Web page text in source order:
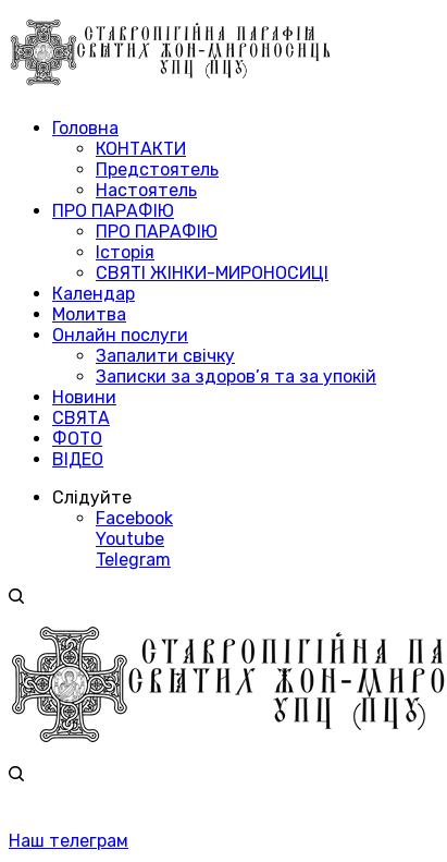
Головна
КОНТАКТИ
Предстоятель
Настоятель
ПРО ПАРАФІЮ
ПРО ПАРАФІЮ
Історія
СВЯТІ ЖІНКИ-МИРОНОСИЦІ
Календар
Молитва
Онлайн послуги
Запалити свічку
Записки за здоров’я та за упокій
Новини
СВЯТА
ФОТО
ВІДЕО
Слідуйте
Facebook
Youtube
Telegram
Наш телеграм